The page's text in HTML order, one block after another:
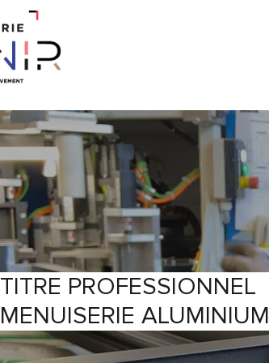
TITRE PROFESSIONNEL
MENUISERIE ALUMINIUM